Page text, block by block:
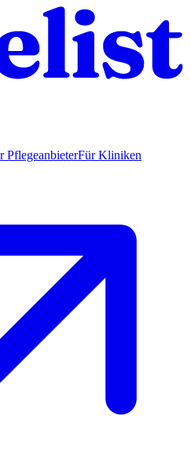
PflegeanbieterFür Kliniken